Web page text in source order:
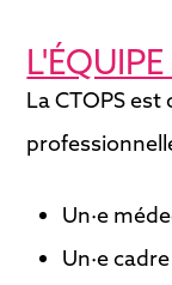
La CTOPS
Un·e
Un·e